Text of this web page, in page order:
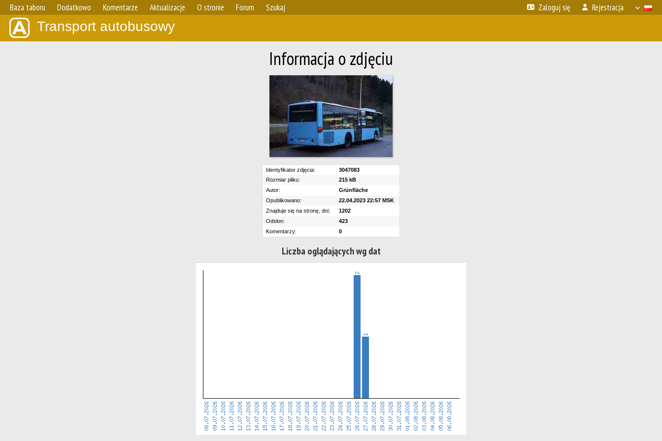
Baza taboru Dodatkowo Komentarze Aktualizacje O stronie Forum Szukaj Zaloguj się Rejestracja
Transport autobusowy
Informacja o zdjęciu
Identyfikator zdjęcia:
3047083
Rozmiar pliku:
215 kB
Autor:
Grünfläche
Opublikowano:
22.04.2023 22:57 MSK
Znajduje się na stronę, dni:
1202
Odsłon:
423
Komentarzy:
0
Liczba oglądających wg dat